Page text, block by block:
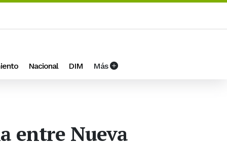
Nacional DIM Más
entre Nueva